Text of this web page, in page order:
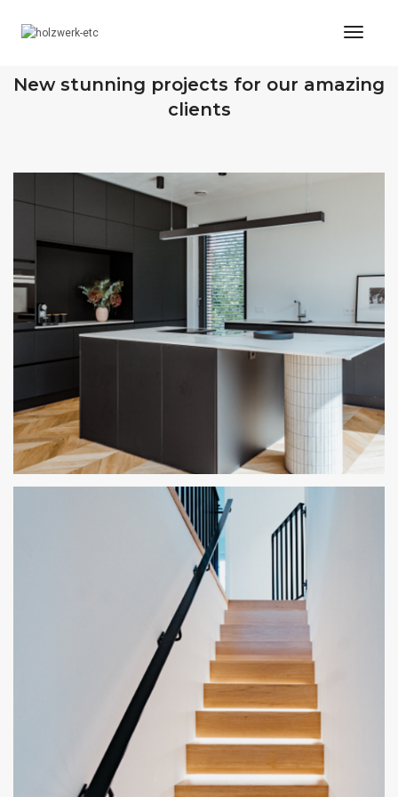
New stunning projects for our amazing
clients
KÜCHE EINER ARCHITEKTIN
MATTSCHWARZE FRONTEN MIT FLORIM-ARBEITSPLATTE